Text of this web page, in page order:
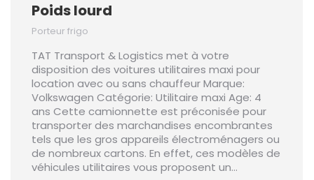
Poids lourd
Porteur frigo
TAT Transport & Logistics met à votre
disposition des voitures utilitaires maxi pour
location avec ou sans chauffeur Marque:
Volkswagen Catégorie: Utilitaire maxi Age: 4
ans Cette camionnette est préconisée pour
transporter des marchandises encombrantes
tels que les gros appareils électroménagers ou
de nombreux cartons. En effet, ces modèles de
véhicules utilitaires vous proposent un…